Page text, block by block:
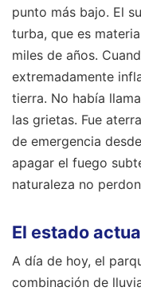
punto más bajo. El
turba, que es
miles de años.
extremadamente
tierra. No había
las grietas. Fue
de emergencia
apagar el fuego
naturaleza no
El estado
A día de hoy, el
combinación de